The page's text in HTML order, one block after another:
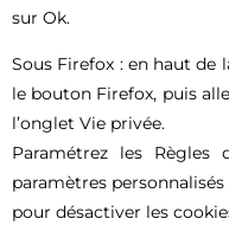
sur Ok.
Sous Firefox : en haut de
le bouton Firefox, puis
l’onglet Vie privée.
Paramétrez les
paramètres
pour désactiver les